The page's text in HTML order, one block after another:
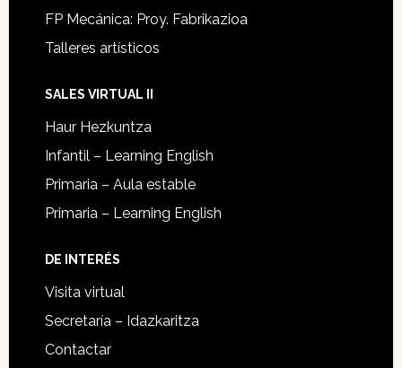
FP Mecánica: Proy. Fabrikazioa
Talleres artísticos
SALES VIRTUAL II
Haur Hezkuntza
Infantil – Learning English
Primaria – Aula estable
Primaria – Learning English
DE INTERÉS
Visita virtual
Secretaría – Idazkaritza
Contactar